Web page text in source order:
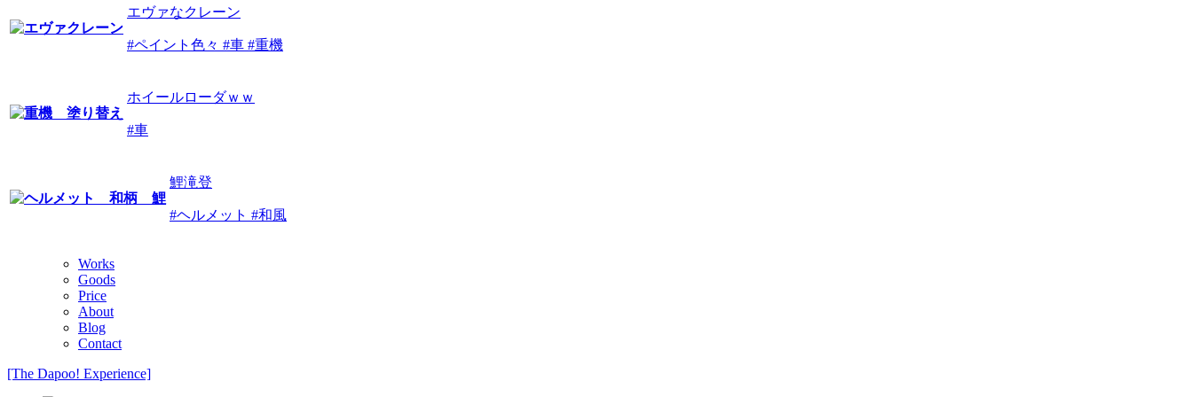
エヴァなクレーン
#ペイント色々 #車 #重機
ホイールローダｗｗ
#車
鯉滝登
#ヘルメット #和風
Works
Goods
Price
About
Blog
Contact
[The Dapoo! Experience]